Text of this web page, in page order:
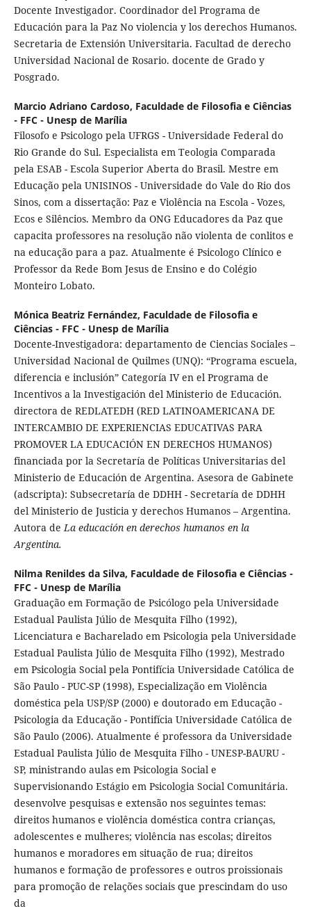
Docente Investigador. Coordinador del Programa de
Educación para la Paz No violencia y los derechos Humanos.
Secretaria de Extensión Universitaria. Facultad de derecho
Universidad Nacional de Rosario. docente de Grado y
Posgrado.
Marcio Adriano Cardoso, Faculdade de Filosofia e Ciências
- FFC - Unesp de Marília
Filosofo e Psicologo pela UFRGS - Universidade Federal do
Rio Grande do Sul. Especialista em Teologia Comparada
pela ESAB - Escola Superior Aberta do Brasil. Mestre em
Educação pela UNISINOS - Universidade do Vale do Rio dos
Sinos, com a dissertação: Paz e Violência na Escola - Vozes,
Ecos e Silêncios. Membro da ONG Educadores da Paz que
capacita professores na resolução não violenta de conlitos e
na educação para a paz. Atualmente é Psicologo Clínico e
Professor da Rede Bom Jesus de Ensino e do Colégio
Monteiro Lobato.
Mónica Beatriz Fernández, Faculdade de Filosofia e
Ciências - FFC - Unesp de Marília
Docente-Investigadora: departamento de Ciencias Sociales –
Universidad Nacional de Quilmes (UNQ): “Programa escuela,
diferencia e inclusión” Categoría IV en el Programa de
Incentivos a la Investigación del Ministerio de Educación.
directora de REDLATEDH (RED LATINOAMERICANA DE
INTERCAMBIO DE EXPERIENCIAS EDUCATIVAS PARA
PROMOVER LA EDUCACIÓN EN DERECHOS HUMANOS)
financiada por la Secretaría de Políticas Universitarias del
Ministerio de Educación de Argentina. Asesora de Gabinete
(adscripta): Subsecretaría de DDHH - Secretaría de DDHH
del Ministerio de Justicia y derechos Humanos – Argentina.
Autora deLa educación en derechos humanos en la
Argentina.
Nilma Renildes da Silva, Faculdade de Filosofia e Ciências -
FFC - Unesp de Marília
Graduação em Formação de Psicólogo pela Universidade
Estadual Paulista Júlio de Mesquita Filho (1992),
Licenciatura e Bacharelado em Psicologia pela Universidade
Estadual Paulista Júlio de Mesquita Filho (1992), Mestrado
em Psicologia Social pela Pontifícia Universidade Católica de
São Paulo - PUC-SP (1998), Especialização em Violência
doméstica pela USP/SP (2000) e doutorado em Educação -
Psicologia da Educação - Pontifícia Universidade Católica de
São Paulo (2006). Atualmente é professora da Universidade
Estadual Paulista Júlio de Mesquita Filho - UNESP-BAURU -
SP, ministrando aulas em Psicologia Social e
Supervisionando Estágio em Psicologia Social Comunitária.
desenvolve pesquisas e extensão nos seguintes temas:
direitos humanos e violência doméstica contra crianças,
adolescentes e mulheres; violência nas escolas; direitos
humanos e moradores em situação de rua; direitos
humanos e formação de professores e outros proissionais
para promoção de relações sociais que prescindam do uso
da